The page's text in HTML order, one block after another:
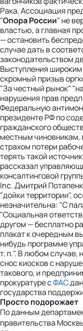
Рака, Ассоциация
"Опора России" не
властью, а главная
— остановить
случае дать в
законодательством
Выступления
скромный призыв
"За честный рынок"
нарушения прав
Федеральную
президенте РФ по
гражданского
местным
страхом потери
терять такой
рассказал
консалтинговой
Inc. Дмитрий
"дойки территории",
незначительна: "С
"Социальная
другом — бесплатно
плакат к очередным
нибудь программе
т. п.". В любом случае,
снос киосков с
такового, и
прокуратуре сФАС
государства
Просто подорожает
По данным
правительства